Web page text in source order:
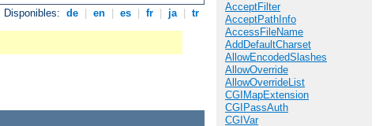
Disponibles: de en es fr ja tr
AcceptFilter
AcceptPathInfo
AccessFileName
AddDefaultCharset
AllowEncodedSlashes
AllowOverride
AllowOverrideList
CGIMapExtension
CGIPassAuth
CGIVar